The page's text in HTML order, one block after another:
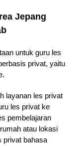
Jepang
untuk guru les
privat, yaitu
layanan les privat
les privat ke
pembelajaran
atau lokasi
privat bahasa